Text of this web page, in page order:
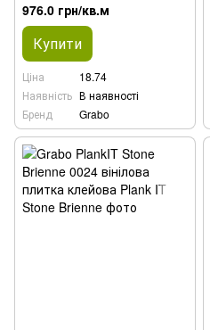
976.0 грн/кв.м
Купити
Ціна
18.74
Наявність В наявності
Бренд
Grabo